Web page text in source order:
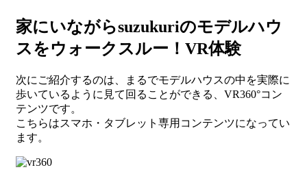
家にいながらsuzukuriのモデルハウ
スをウォークスルー！VR体験
次にご紹介するのは、まるでモデルハウスの中を実際に
歩いているように見て回ることができる、VR360°コン
テンツです。
こちらはスマホ・タブレット専用コンテンツになってい
ます。